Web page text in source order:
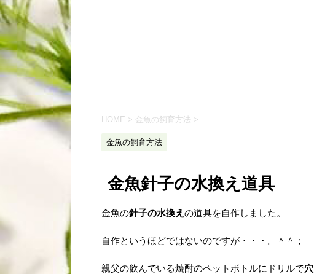
HOME > 金魚の飼育方法 >
金魚の飼育方法
金魚針子の水換え道具
金魚の針子の水換え の道具を自作しました。
自作というほどではないのですが・・・。＾＾；
親父の飲んでいる焼酎のペットボトルにドリルで穴